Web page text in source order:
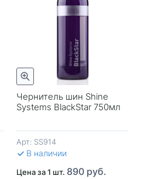
Чернитель шин Shine
Systems BlackStar 750мл
Арт: SS914
В наличии
Цена за 1 шт. 890 руб.